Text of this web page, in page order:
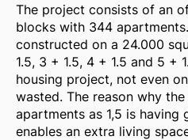
The project consists of an
blocks with 344
constructed on a 24.000
1.5, 3 + 1.5, 4 + 1.5 and 5 +
housing project, not even
wasted. The reason why
apartments as 1,5 is having
enables an extra living